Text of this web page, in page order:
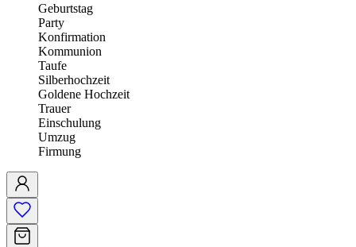
Geburtstag
Party
Konfirmation
Kommunion
Taufe
Silberhochzeit
Goldene Hochzeit
Trauer
Einschulung
Umzug
Firmung